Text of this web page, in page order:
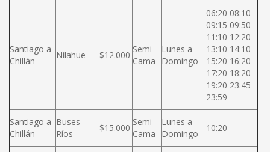
Santiago a
Chillán
Nilahue $12.000
Semi
Cama
Lunes a
Domingo
06:20 08:10
09:15 09:50
11:10 12:20
13:10 14:10
15:20 16:20
17:20 18:20
19:20 23:45
23:59
Santiago a
Chillán
Buses
Ríos
$15.000
Semi
Cama
Lunes a
Domingo
10:20